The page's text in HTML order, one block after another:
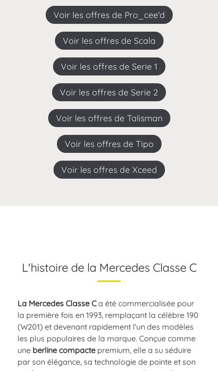
Voir les offres de Pro_cee'd
Voir les offres de Scala
Voir les offres de Serie 1
Voir les offres de Serie 2
Voir les offres de Talisman
Voir les offres de Tipo
Voir les offres de Xceed
L'histoire de la Mercedes Classe C
La Mercedes Classe Ca été commercialisée pour
la première fois en 1993, remplaçant la célèbre 190
(W201) et devenant rapidement l'un des modèles
les plus populaires de la marque. Conçue comme
une berline compacte premium, elle a su séduire
par son élégance, sa technologie de pointe et son